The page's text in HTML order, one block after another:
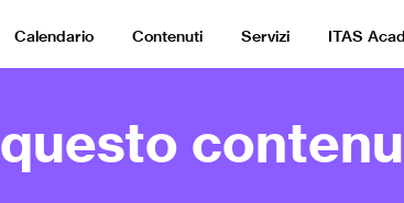
Calendario Contenuti Servizi ITAS